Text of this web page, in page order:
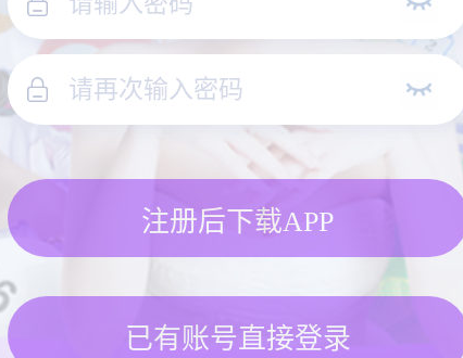
注册后下载APP
已有账号直接登录